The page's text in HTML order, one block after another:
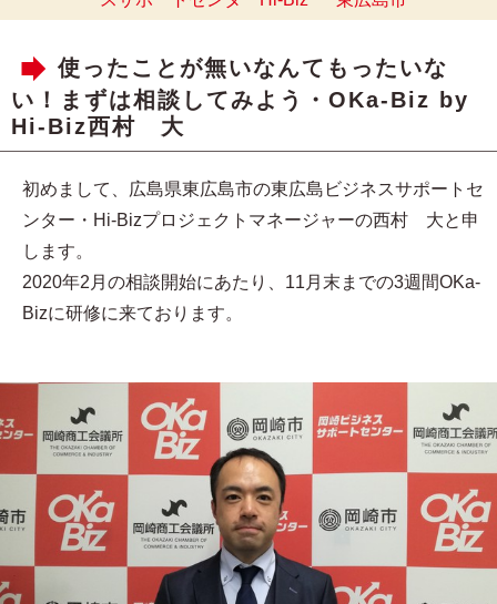
使ったことが無いなんてもったいな
い！まずは相談してみよう・OKa-Biz by
Hi-Biz西村 大
初めまして、広島県東広島市の東広島ビジネスサポートセ
ンター・Hi-Bizプロジェクトマネージャーの西村 大と申
します。
2020年2月の相談開始にあたり、11月末までの3週間OKa-
Bizに研修に来ております。